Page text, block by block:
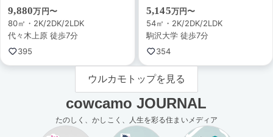
9,880万円〜
80㎡・2K/2DK/2LDK
代々木上原 徒歩7分
395
5,145万円〜
54㎡・2K/2DK/2LDK
駒沢大学 徒歩7分
354
ウルカモトップを見る
cowcamo JOURNAL
たのしく、かしこく、人生を彩る住まいメディア